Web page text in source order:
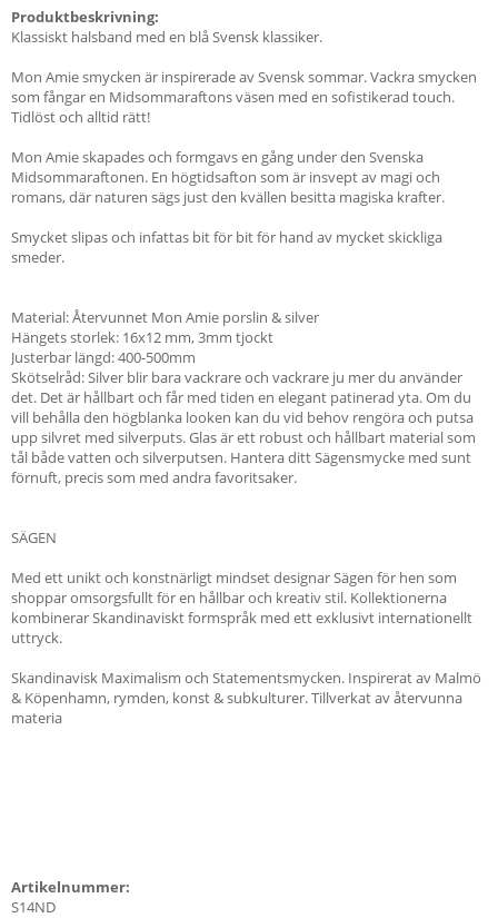
Produktbeskrivning:
Klassiskt halsband med en blå Svensk klassiker.
Mon Amie smycken är inspirerade av Svensk sommar. Vackra smycken
som fångar en Midsommaraftons väsen med en sofistikerad touch.
Tidlöst och alltid rätt!
Mon Amie skapades och formgavs en gång under den Svenska
Midsommaraftonen. En högtidsafton som är insvept av magi och
romans, där naturen sägs just den kvällen besitta magiska krafter.
Smycket slipas och infattas bit för bit för hand av mycket skickliga
smeder.
Material: Återvunnet Mon Amie porslin & silver
Hängets storlek: 16x12 mm, 3mm tjockt
Justerbar längd: 400-500mm
Skötselråd: Silver blir bara vackrare och vackrare ju mer du använder
det. Det är hållbart och får med tiden en elegant patinerad yta. Om du
vill behålla den högblanka looken kan du vid behov rengöra och putsa
upp silvret med silverputs. Glas är ett robust och hållbart material som
tål både vatten och silverputsen. Hantera ditt Sägensmycke med sunt
förnuft, precis som med andra favoritsaker.
SÄGEN
Med ett unikt och konstnärligt mindset designar Sägen för hen som
shoppar omsorgsfullt för en hållbar och kreativ stil. Kollektionerna
kombinerar Skandinaviskt formspråk med ett exklusivt internationellt
uttryck.
Skandinavisk Maximalism och Statementsmycken. Inspirerat av Malmö
& Köpenhamn, rymden, konst & subkulturer. Tillverkat av återvunna
materia
Artikelnummer:
S14ND